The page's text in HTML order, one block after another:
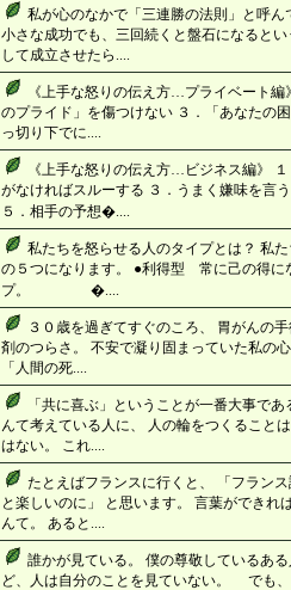
私が心のなかで「三連勝の法則」と呼
小さな成功でも、三回続くと盤石になると
して成立させたら....
《上手な怒りの伝え方…プライベート
のプライド」を傷つけない ３．「あなたの
っ切り下でに....
《上手な怒りの伝え方…ビジネス編》
がなければスルーする ３．うまく嫌味を言
５．相手の予想�....
私たちを怒らせる人のタイプとは？ 私
の５つになります。 ●利得型 常に己の得に
プ。 �....
３０歳を過ぎてすぐのころ、 胃がんの
剤のつらさ。 不安で凝り固まっていた私の
「人間の死....
「共に喜ぶ」ということが一番大事で
んて考えている人に、 人の輪をつくること
はない。 これ....
たとえばフランスに行くと、 「フラン
と楽しいのに」 と思います。 言葉ができ
んて。 あると....
誰かが見ている。 僕の尊敬しているあ
ど、人は自分のことを見ていない。 でも